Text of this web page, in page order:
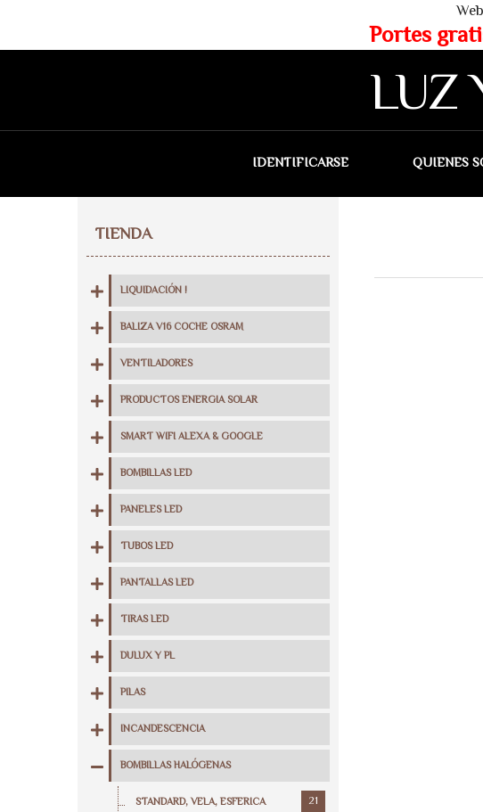
Web exclusiva para profesionales -
Portes gratis para Madrid a
LUZ
IDENTIFICARSE QUIENES
TIENDA
LIQUIDACIÓN !
BALIZA V16 COCHE OSRAM
VENTILADORES
PRODUCTOS ENERGIA SOLAR
SMART WIFI ALEXA & GOOGLE
BOMBILLAS LED
PANELES LED
TUBOS LED
PANTALLAS LED
TIRAS LED
DULUX Y PL
PILAS
INCANDESCENCIA
BOMBILLAS HALÓGENAS
STANDARD, VELA, ESFERICA 21